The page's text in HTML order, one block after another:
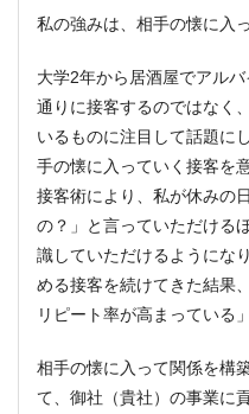
私の強みは、相手の懐に入
大学2年から居酒屋でアル
通りに接客するのではなく
いるものに注目して話題に
手の懐に入っていく接客を
接客術により、私が休みの
の？」と言っていただける
識していただけるようにな
める接客を続けてきた結果
リピート率が高まっている
相手の懐に入って関係を構
て、御社（貴社）の事業に